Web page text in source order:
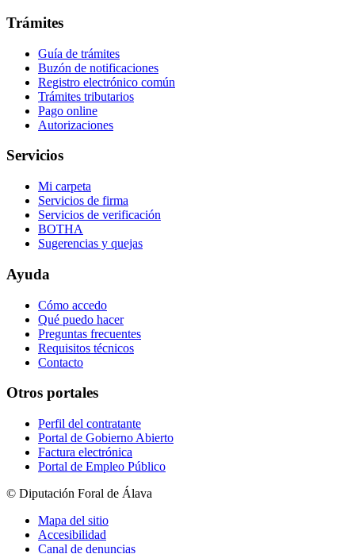
Trámites
Guía de trámites
Buzón de notificaciones
Registro electrónico común
Trámites tributarios
Pago online
Autorizaciones
Servicios
Mi carpeta
Servicios de firma
Servicios de verificación
BOTHA
Sugerencias y quejas
Ayuda
Cómo accedo
Qué puedo hacer
Preguntas frecuentes
Requisitos técnicos
Contacto
Otros portales
Perfil del contratante
Portal de Gobierno Abierto
Factura electrónica
Portal de Empleo Público
© Diputación Foral de Álava
Mapa del sitio
Accesibilidad
Canal de denuncias